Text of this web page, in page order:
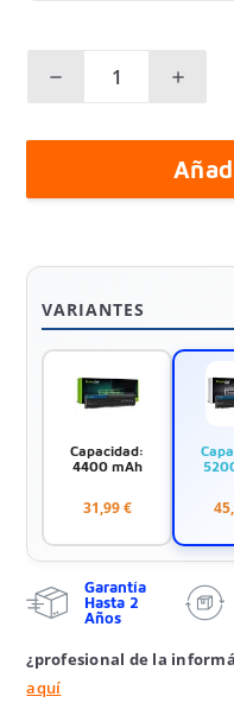
VARIANTES
Capacidad:
4400 mAh
31,99 €
Garantía
Hasta 2
Años
¿profesional de la
aquí